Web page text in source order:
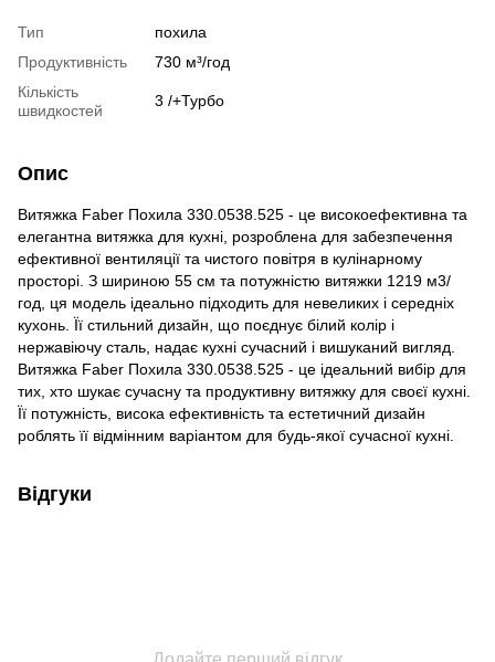
Тип
похила
Продуктивність
730 м³/год
Кількість
швидкостей
3 /+Турбо
Опис
Витяжка Faber Похила 330.0538.525 - це високоефективна та
елегантна витяжка для кухні, розроблена для забезпечення
ефективної вентиляції та чистого повітря в кулінарному
просторі. З шириною 55 см та потужністю витяжки 1219 м3/
год, ця модель ідеально підходить для невеликих і середніх
кухонь. Її стильний дизайн, що поєднує білий колір і
нержавіючу сталь, надає кухні сучасний і вишуканий вигляд.
Витяжка Faber Похила 330.0538.525 - це ідеальний вибір для
тих, хто шукає сучасну та продуктивну витяжку для своєї кухні.
Її потужність, висока ефективність та естетичний дизайн
роблять її відмінним варіантом для будь-якої сучасної кухні.
Відгуки